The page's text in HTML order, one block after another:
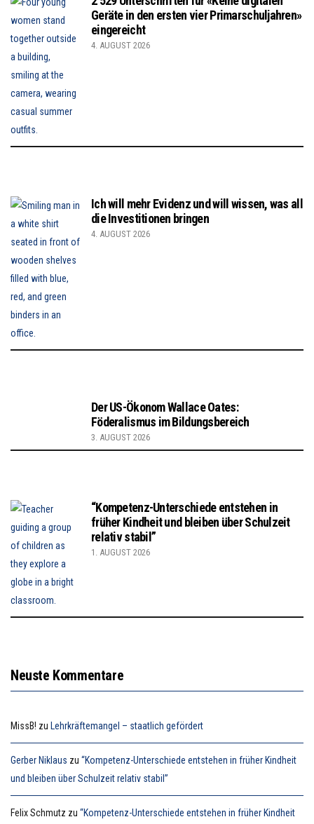
Geräte in den ersten vier Primarschuljahren»
eingereicht
4. AUGUST 2026
Ich will mehr Evidenz und will wissen, was all
die Investitionen bringen
4. AUGUST 2026
Der US-Ökonom Wallace Oates:
Föderalismus im Bildungsbereich
3. AUGUST 2026
“Kompetenz-Unterschiede entstehen in
früher Kindheit und bleiben über Schulzeit
relativ stabil”
1. AUGUST 2026
Neuste Kommentare
MissB! zu Lehrkräftemangel – staatlich gefördert
Gerber Niklaus zu “Kompetenz-Unterschiede entstehen in früher Kindheit
und bleiben über Schulzeit relativ stabil”
Felix Schmutz zu “Kompetenz-Unterschiede entstehen in früher Kindheit